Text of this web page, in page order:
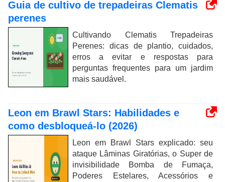
Guia de cultivo de trepadeiras Clematis
perenes
Cultivando Clematis Trepadeiras
Perenes: dicas de plantio, cuidados,
erros a evitar e respostas para
perguntas frequentes para um jardim
mais saudável.
Leon em Brawl Stars: Habilidades e
como desbloqueá-lo (2026)
Leon em Brawl Stars explicado: seu
ataque Lâminas Giratórias, o Super de
invisibilidade Bomba de Fumaça,
Poderes Estelares, Acessórios e